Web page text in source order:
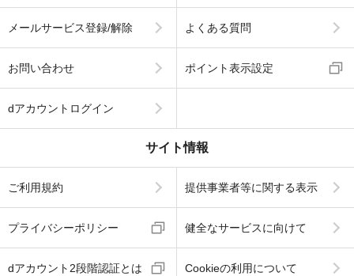
メールサービス登録/解除 よくある質問
お問い合わせ ポイント表示設定
dアカウントログイン
サイト情報
ご利用規約 提供事業者等に関する表示
プライバシーポリシー 健全なサービスに向けて
dアカウント2段階認証とは Cookieの利用について